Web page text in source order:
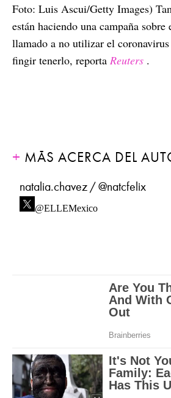
Foto: Luis Ascui/Getty Images)
están haciendo una campaña sobre
llamado a no utilizar el
fingir tenerlo, reporta Reuters .
MÁS ACERCA DEL
natalia.chavez / @natcfelix
@ELLEMexico